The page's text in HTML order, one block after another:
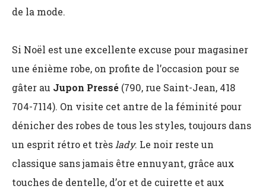
de la mode.
Si Noël est une excellente excuse pour magasiner
une énième robe, on profite de l’occasion pour se
gâter au Jupon Pressé (790, rue Saint-Jean, 418
704-7114). On visite cet antre de la féminité pour
dénicher des robes de tous les styles, toujours dans
un esprit rétro et très lady. Le noir reste un
classique sans jamais être ennuyant, grâce aux
touches de dentelle, d’or et de cuirette et aux